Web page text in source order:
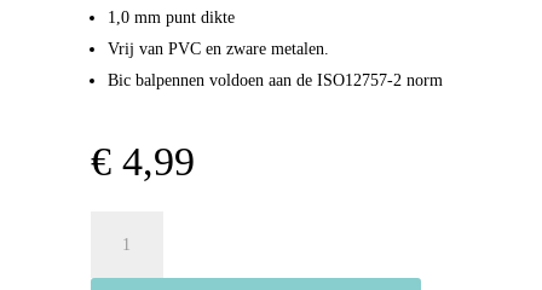
1,0 mm punt dikte
Vrij van PVC en zware metalen.
Bic balpennen voldoen aan de ISO12757-2 norm
€4,99
Balpennen
Cristal